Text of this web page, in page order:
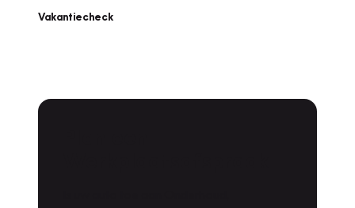
Vakantiecheck